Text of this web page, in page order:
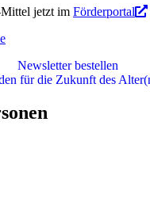
jetzt im Förderportal
Newsletter bestellen
für die Zukunft des